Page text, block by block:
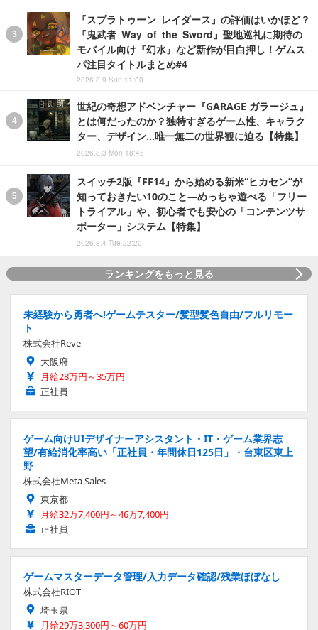
『スプラトゥーン レイダース』の評価はいかほど？
『鬼武者 Way of the Sword』聖地巡礼に期待の
モバイル向け『幻水』など新作が目白押し！ゲムス
パ注目タイトルまとめ#4
2026.8.9 Sun 11:00
世紀の奇想アドベンチャー『GARAGE ガラージュ』
とは何だったのか？独特すぎるゲーム性、キャラク
ター、デザイン…唯一無二の世界観に迫る【特集】
2026.8.3 Mon 18:45
スイッチ2版『FF14』から始める新米“ヒカセン”が
知っておきたい10のこと―めっちゃ遊べる「フリー
トライアル」や、初心者でも安心の「コンテンツサ
ポーター」システム【特集】
2026.8.4 Tue 22:20
ランキングをもっと見る
未経験から勇者へ!ゲームテスター/髪型髪色自由/フルリモー
ト
株式会社Reve
大阪府
月給28万円～35万円
正社員
ゲーム向けUIデザイナーアシスタント・IT・ゲーム業界志
望/有給消化率高い「正社員・年間休日125日」・台東区東上
野
株式会社Meta Sales
東京都
月給32万7,400円～46万7,400円
正社員
ゲームマスターデータ管理/入力データ確認/残業ほぼなし
株式会社RIOT
埼玉県
月給29万3,300円～60万円